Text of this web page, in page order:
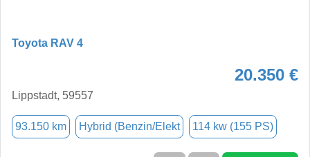
Toyota RAV 4
20.350 €
Lippstadt, 59557
93.150 km Hybrid (Benzin/Elekt 114 kw (155 PS)